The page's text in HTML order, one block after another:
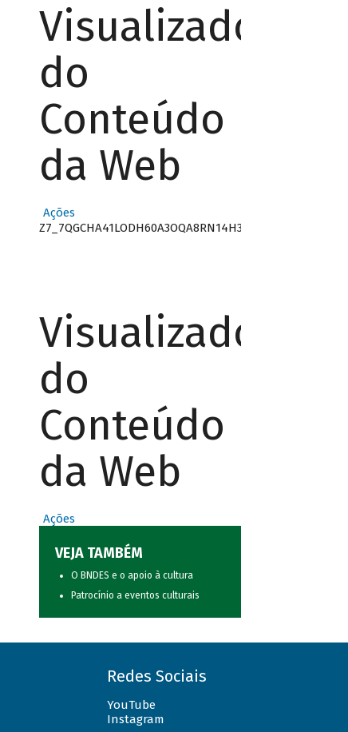
Visualizador
do
Conteúdo
da Web
Ações
Z7_7QGCHA41LODH60A3OQA8RN14H3
Visualizador
do
Conteúdo
da Web
Ações
VEJA TAMBÉM
O BNDES e o apoio à cultura
Patrocínio a eventos culturais
Redes Sociais
YouTube
Instagram